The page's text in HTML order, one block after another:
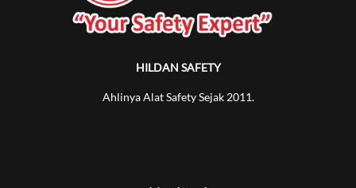
HILDAN SAFETY
Ahlinya Alat Safety Sejak 2011.